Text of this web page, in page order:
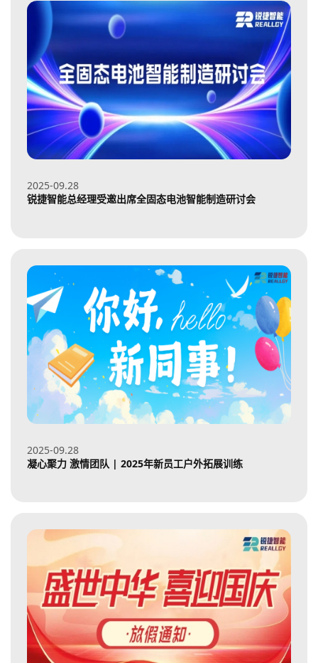
28
2025-09
锐捷智能总经理受邀出席全固态电池智能制造研讨会
28
2025-09
凝心聚力 激情团队 | 2025年新员工户外拓展训练